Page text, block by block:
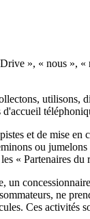
», « nous », «
utilisons,
et de mise
ou
« Partenaires du
ne
Ces activités